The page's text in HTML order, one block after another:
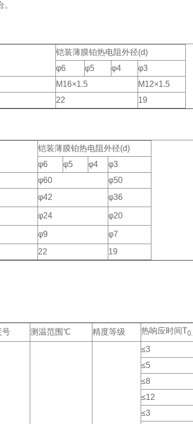
铠装薄膜铂热电阻外径(d)
φ6
φ5 φ4
φ3
M16×1.5
M12×1.5
22 19
铠装薄膜铂热电阻外径(d)
φ6
φ5 φ4
φ3
φ60
φ50
φ42
φ36
φ24
φ20
φ9
φ7
22 19
号 测温范围℃ 精度等级 热响应时间T
≤3
≤5
≤8
≤12
≤3